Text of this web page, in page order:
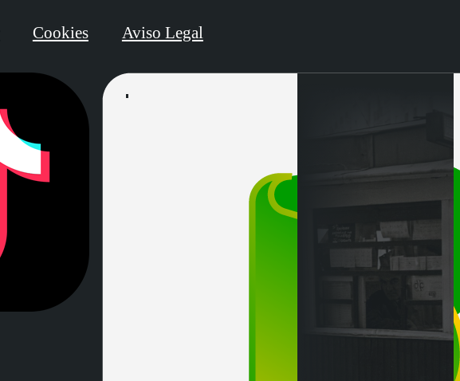
Cookies Aviso Legal